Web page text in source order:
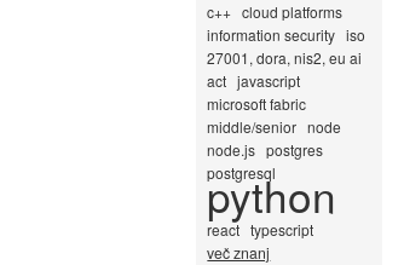
c++ cloud platforms
information security iso
27001, dora, nis2, eu ai
act javascript
microsoft fabric
middle/senior node
node.js postgres
postgresql
python
react typescript
več znanj